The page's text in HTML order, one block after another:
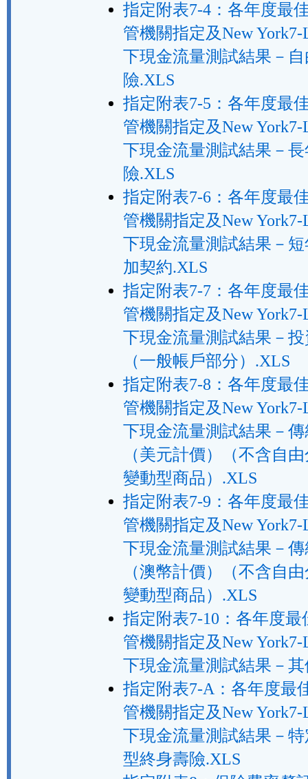
指定附表7-4：各年度最
管機關指定及New
下現金流量測試結果－
險.XLS
指定附表7-5：各年度最
管機關指定及New
下現金流量測試結果－
險.XLS
指定附表7-6：各年度最
管機關指定及New
下現金流量測試結果－
加契約.XLS
指定附表7-7：各年度最
管機關指定及New
下現金流量測試結果－
（一般帳戶部分）.XLS
指定附表7-8：各年度最
管機關指定及New
下現金流量測試結果－
（美元計價）（不含自
變動型商品）.XLS
指定附表7-9：各年度最
管機關指定及New
下現金流量測試結果－
（澳幣計價）（不含自
變動型商品）.XLS
指定附表7-10：各年度最
管機關指定及New
下現金流量測試結果－
指定附表7-A：各年度最
管機關指定及New
下現金流量測試結果－
型終身壽險.XLS